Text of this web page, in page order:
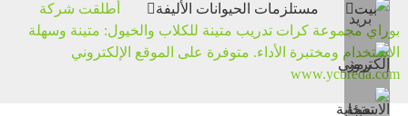
بيت مستلزمات الحيوانات الأليفة
أطلقت شركة
بوراي مجموعة كرات تدريب متينة للكلاب والخيول: متينة وسهلة
الاستخدام ومختبرة الأداء. متوفرة على الموقع الإلكتروني
www.ycbreda.com